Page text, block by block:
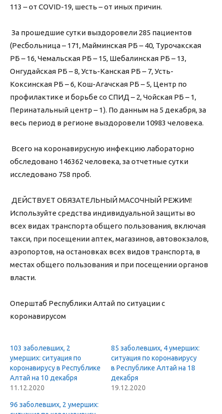
113 – от COVID-19, шесть – от иных причин.
За прошедшие сутки выздоровели 285 пациентов
(Ресбольница – 171, Майминская РБ – 40, Турочакская
РБ – 16, Чемальская РБ – 15, Шебалинская РБ – 13,
Онгудайская РБ – 8, Усть-Канская РБ – 7, Усть-
Коксинская РБ – 6, Кош-Агачская РБ – 5, Центр по
профилактике и борьбе со СПИД – 2, Чойская РБ – 1,
Перинатальный центр – 1). По данным на 5 декабря, за
весь период в регионе выздоровели 10983 человека.
Всего на коронавирусную инфекцию лабораторно
обследовано 146362 человека, за отчетные сутки
исследовано 758 проб.
ДЕЙСТВУЕТ ОБЯЗАТЕЛЬНЫЙ МАСОЧНЫЙ РЕЖИМ!
Используйте средства индивидуальной защиты во
всех видах транспорта общего пользования, включая
такси, при посещении аптек, магазинов, автовокзалов,
аэропортов, на остановках всех видов транспорта, в
местах общего пользования и при посещении органов
власти.
Оперштаб Республики Алтай по ситуации с
коронавирусом
103 заболевших, 2
умерших: ситуация по
коронавирусу в Республике
Алтай на 10 декабря
11.12.2020
85 заболевших, 4 умерших:
ситуация по коронавирусу
в Республике Алтай на 18
декабря
19.12.2020
96 заболевших, 2 умерших: